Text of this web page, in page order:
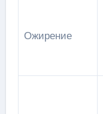
Ожирение